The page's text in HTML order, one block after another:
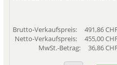
Brutto-Verkaufspreis:
491,86
Netto-Verkaufspreis:
455,00
MwSt.-Betrag:
36,86